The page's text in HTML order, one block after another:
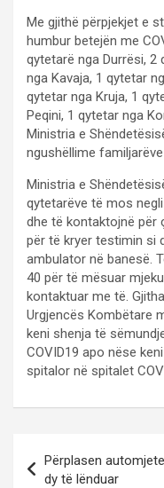
Me gjithë përpjekjet e
humbur betejën me
qytetarë nga Durrësi, 2
nga Kavaja, 1 qytetar
qytetar nga Kruja, 1
Peqini, 1 qytetar nga
Ministria e
ngushëllime
Ministria e
qytetarëve të mos
dhe të kontaktojnë për
për të kryer testimin si
ambulator në banesë.
40 për të mësuar
kontaktuar me të.
Urgjencës Kombëtare
keni shenja të
COVID19 apo nëse
spitalor në spitalet
Përplasen
dy të lënduar